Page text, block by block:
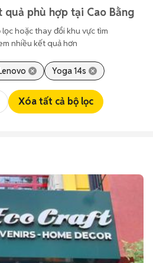
phù hợp tại Cao Bằng
hoặc thay đổi khu vực tìm
nhiều kết quả hơn
Yoga 14s
Xóa tất cả bộ lọc